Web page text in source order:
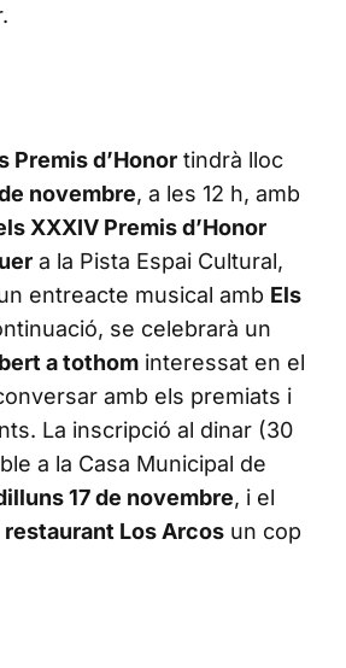
Premis d’Honor tindrà lloc
novembre, a les 12 h, amb
XXXIV Premis d’Honor
a la Pista Espai Cultural,
entreacte musical amb Els
se celebrarà un
a tothom interessat en el
amb els premiats i
La inscripció al dinar (30
a la Casa Municipal de
17 de novembre, i el
restaurant Los Arcos un cop